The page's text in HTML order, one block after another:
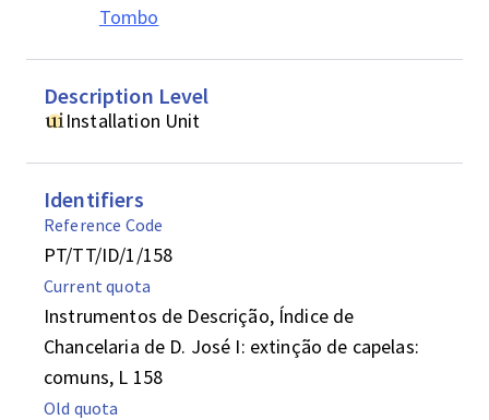
Tombo
Description Level
Installation Unit
Identifiers
Reference Code
PT/TT/ID/1/158
Current quota
Instrumentos de Descrição, Índice de
Chancelaria de D. José I: extinção de capelas:
comuns, L 158
Old quota